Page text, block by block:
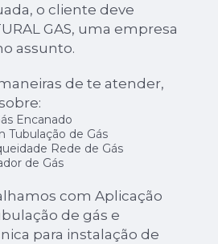
o cliente deve
GAS, uma empresa
assunto.
de te atender,
Encanado
Tubulação de Gás
Rede de Gás
de Gás
com Aplicação
de gás e
para instalação de